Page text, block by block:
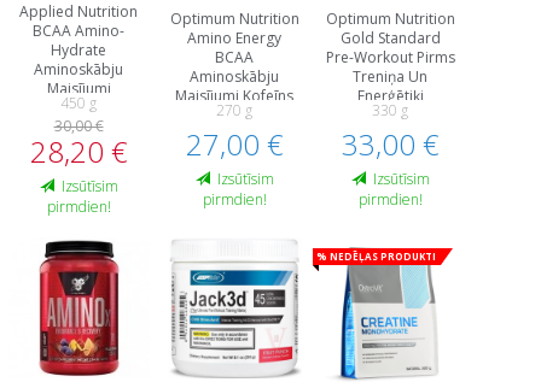
Applied Nutrition
BCAA Amino-
Hydrate
Aminoskābju
Maisījumi
Aminoskābes
450 g
30,00 €
28,20 €
Izsūtīsim
pirmdien!
Optimum Nutrition
Amino Energy
BCAA
Aminoskābju
Maisījumi Kofeīns
Aminoskābes
Treniņa Laikā
270 g
27,00 €
Izsūtīsim
pirmdien!
Optimum Nutrition
Gold Standard
Pre-Workout Pirms
Treniņa Un
Еnerģētiķi
330 g
33,00 €
Izsūtīsim
pirmdien!
% Nedēļas produkti